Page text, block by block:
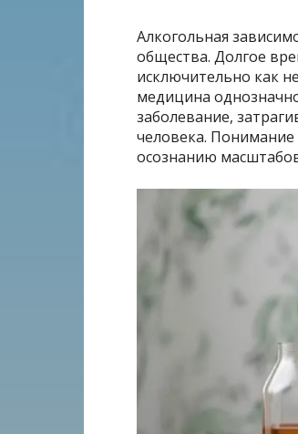
Алкогольная
общества. Долгое
исключительно как
медицина
заболевание,
человека.
осознанию